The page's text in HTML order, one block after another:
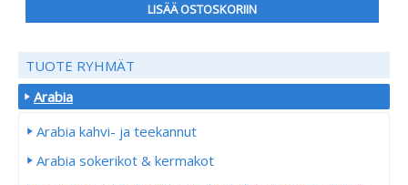
LISÄÄ OSTOSKORIIN
TUOTE RYHMÄT
Arabia
Arabia kahvi- ja teekannut
Arabia sokerikot & kermakot